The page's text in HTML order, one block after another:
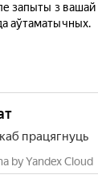
запыты з вашай
аўтаматычных.
працягнуць
by Yandex Cloud